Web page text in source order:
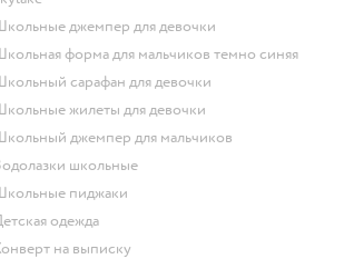
Школьные джемпер для девочки
Школьная форма для мальчиков темно синяя
Школьный сарафан для девочки
Школьные жилеты для девочки
Школьный джемпер для мальчиков
Водолазки школьные
Школьные пиджаки
Детская одежда
Конверт на выписку